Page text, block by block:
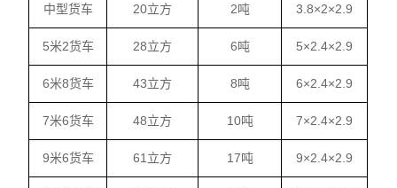
中型货车 20立方 2吨 3.8×2×2.9
5米2货车 28立方 6吨 5×2.4×2.9
6米8货车 43立方 8吨 6×2.4×2.9
7米6货车 48立方 10吨 7×2.4×2.9
9米6货车 61立方 17吨 9×2.4×2.9